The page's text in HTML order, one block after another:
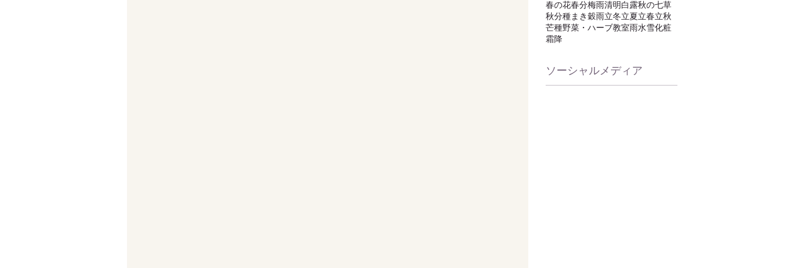
春の花春分梅雨清明白露秋の七草
秋分種まき穀雨立冬立夏立春立秋
芒種野菜・ハーブ教室雨水雪化粧
霜降
ソーシャルメディア